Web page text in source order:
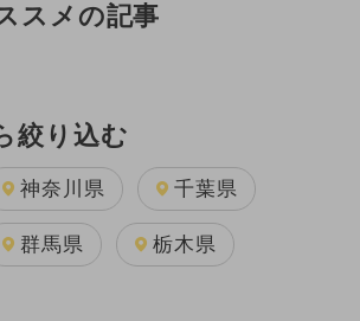
スメの記事
絞り込む
神奈川県 千葉県
群馬県 栃木県